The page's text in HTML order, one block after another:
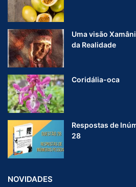
Uma visão
da Realidade
Coridália-oca
Respostas de
28
NOVIDADES